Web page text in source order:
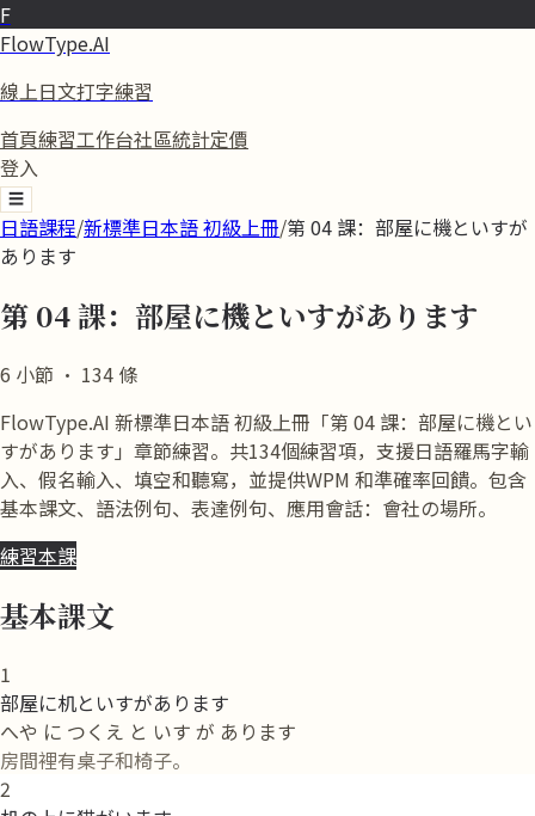
F
FlowType.AI
線上日文打字練習
首頁練習工作台社區統計定價
登入
☰
日語課程/新標準日本語 初級上冊/第 04 課：部屋に機といすが
あります
第 04 課：部屋に機といすがあります
6 小節 · 134 條
FlowType.AI 新標準日本語 初級上冊「第 04 課：部屋に機とい
すがあります」章節練習。共134個練習項，支援日語羅馬字輸
入、假名輸入、填空和聽寫，並提供WPM 和準確率回饋。包含
基本課文、語法例句、表達例句、應用會話：會社の場所。
練習本課
基本課文
1
部屋に机といすがあります
へや に つくえ と いす が あります
房間裡有桌子和椅子。
2